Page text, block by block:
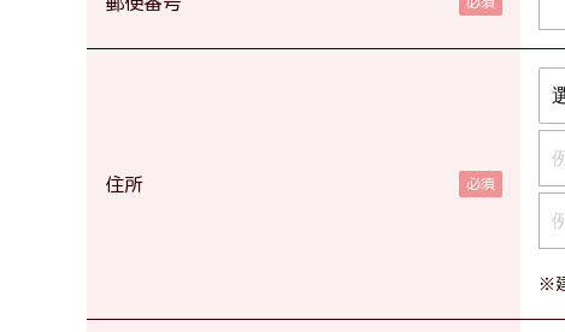
住所
※